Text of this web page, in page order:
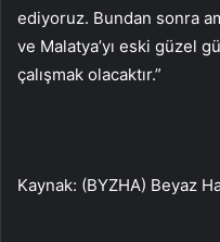
ediyoruz. Bundan sonra
ve Malatya’yı eski güzel
çalışmak olacaktır.”
Kaynak: (BYZHA) Beyaz